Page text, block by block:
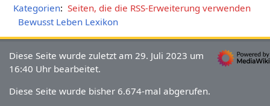
Kategorien: Seiten, die die RSS-Erweiterung verwenden
Bewusst Leben Lexikon
Diese Seite wurde zuletzt am 29. Juli 2023 um
16:40 Uhr bearbeitet.
Diese Seite wurde bisher 6.674-mal abgerufen.